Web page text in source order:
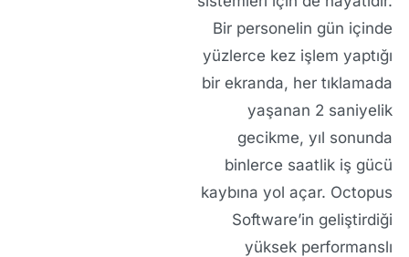
Bir personelin gün içinde
yüzlerce kez işlem yaptığı
bir ekranda, her tıklamada
yaşanan 2 saniyelik
gecikme, yıl sonunda
binlerce saatlik iş gücü
kaybına yol açar. Octopus
Software’in geliştirdiği
yüksek performanslı